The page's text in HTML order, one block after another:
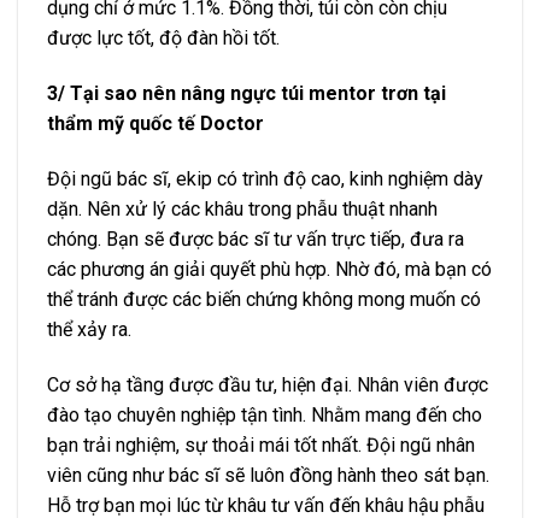
dụng chỉ ở mức 1.1%. Đồng thời, túi còn còn chịu
được lực tốt, độ đàn hồi tốt.
3/ Tại sao nên nâng ngực túi mentor trơn tại
thẩm mỹ quốc tế Doctor
Đội ngũ bác sĩ, ekip có trình độ cao, kinh nghiệm dày
dặn. Nên xử lý các khâu trong phẫu thuật nhanh
chóng. Bạn sẽ được bác sĩ tư vấn trực tiếp, đưa ra
các phương án giải quyết phù hợp. Nhờ đó, mà bạn có
thể tránh được các biến chứng không mong muốn có
thể xảy ra.
Cơ sở hạ tầng được đầu tư, hiện đại. Nhân viên được
đào tạo chuyên nghiệp tận tình. Nhằm mang đến cho
bạn trải nghiệm, sự thoải mái tốt nhất. Đội ngũ nhân
viên cũng như bác sĩ sẽ luôn đồng hành theo sát bạn.
Hỗ trợ bạn mọi lúc từ khâu tư vấn đến khâu hậu phẫu